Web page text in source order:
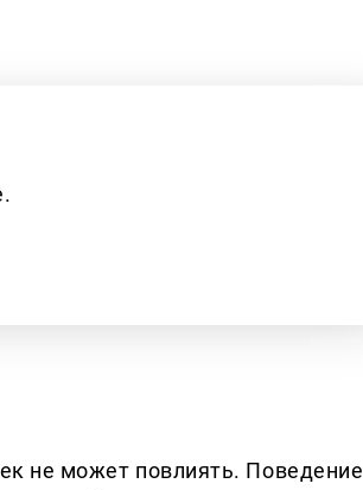
не может повлиять. Поведение